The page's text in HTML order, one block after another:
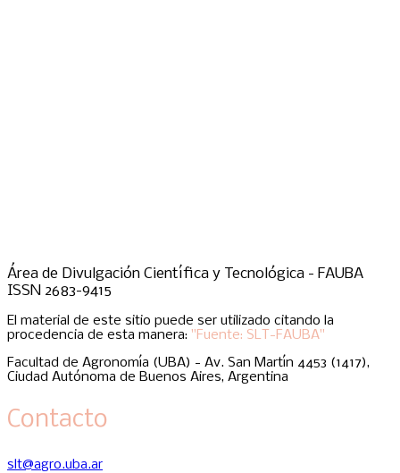
Área de Divulgación Científica y Tecnológica - FAUBA
ISSN 2683-9415
El material de este sitio puede ser utilizado citando la
procedencia de esta manera: "Fuente: SLT-FAUBA"
Facultad de Agronomía (UBA) - Av. San Martín 4453 (1417),
Ciudad Autónoma de Buenos Aires, Argentina
Contacto
slt@agro.uba.ar